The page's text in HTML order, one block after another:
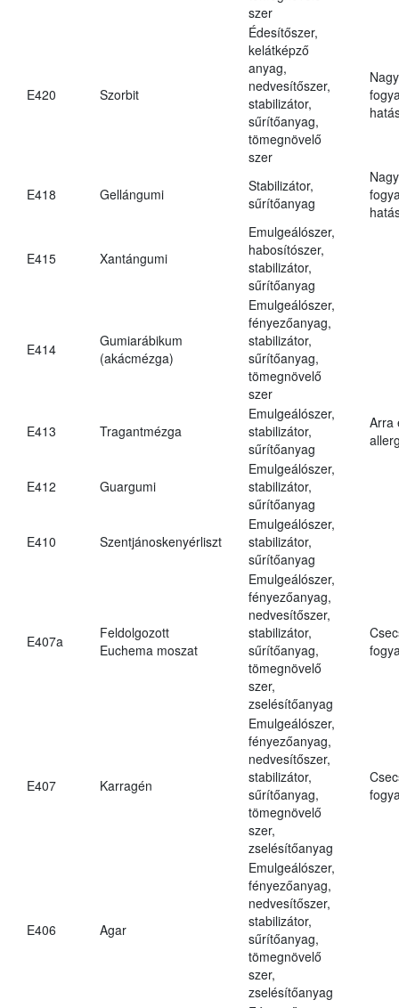
szer
E420 Szorbit
Édesítőszer,
kelátképző
anyag,
nedvesítőszer,
stabilizátor,
sűrítőanyag,
tömegnövelő
szer
E418 Gellángumi
Stabilizátor,
sűrítőanyag
E415 Xantángumi
Emulgeálószer,
habosítószer,
stabilizátor,
sűrítőanyag
E414
Gumiarábikum
(akácmézga)
Emulgeálószer,
fényezőanyag,
stabilizátor,
sűrítőanyag,
tömegnövelő
szer
E413 Tragantmézga
Emulgeálószer,
stabilizátor,
sűrítőanyag
Arra
E412 Guargumi
Emulgeálószer,
stabilizátor,
sűrítőanyag
E410 Szentjánoskenyérliszt
Emulgeálószer,
stabilizátor,
sűrítőanyag
E407a
Feldolgozott
Euchema moszat
Emulgeálószer,
fényezőanyag,
nedvesítőszer,
stabilizátor,
sűrítőanyag,
tömegnövelő
szer,
zselésítőanyag
E407 Karragén
Emulgeálószer,
fényezőanyag,
nedvesítőszer,
stabilizátor,
sűrítőanyag,
tömegnövelő
szer,
zselésítőanyag
E406 Agar
Emulgeálószer,
fényezőanyag,
nedvesítőszer,
stabilizátor,
sűrítőanyag,
tömegnövelő
szer,
zselésítőanyag